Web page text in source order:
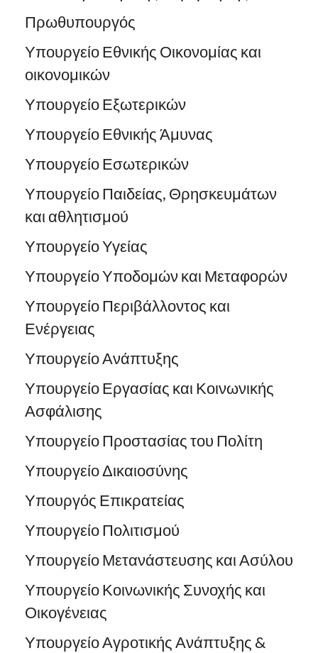
Πρωθυπουργός
Υπουργείο Εθνικής Οικονομίας και
οικονομικών
Υπουργείο Εξωτερικών
Υπουργείο Εθνικής Άμυνας
Υπουργείο Εσωτερικών
Υπουργείο Παιδείας, Θρησκευμάτων
και αθλητισμού
Υπουργείο Υγείας
Υπουργείο Υποδομών και Μεταφορών
Υπουργείο Περιβάλλοντος και
Ενέργειας
Υπουργείο Ανάπτυξης
Υπουργείο Εργασίας και Κοινωνικής
Ασφάλισης
Υπουργείο Προστασίας του Πολίτη
Υπουργείο Δικαιοσύνης
Υπουργός Επικρατείας
Υπουργείο Πολιτισμού
Υπουργείο Μετανάστευσης και Ασύλου
Υπουργείο Κοινωνικής Συνοχής και
Οικογένειας
Υπουργείο Αγροτικής Ανάπτυξης &